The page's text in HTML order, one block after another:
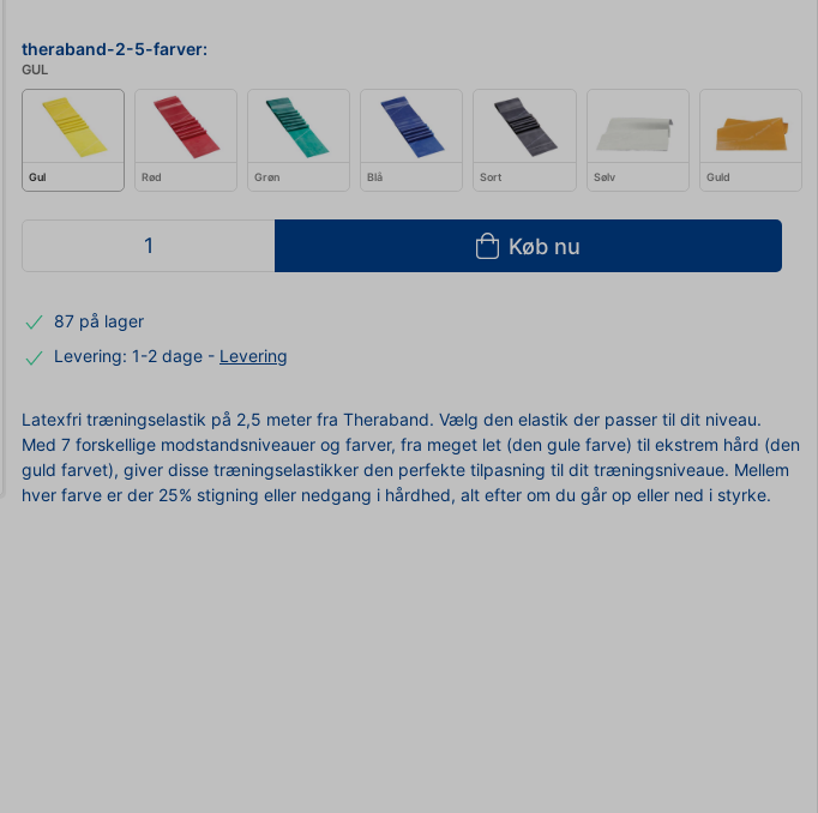
theraband-2-5-farver:
GUL
Gul Rød Grøn Blå Sort Sølv Guld
Køb nu
87 på lager
Levering: 1-2 dage - Levering
Latexfri træningselastik på 2,5 meter fra Theraband. Vælg den elastik der passer til dit niveau.
Med 7 forskellige modstandsniveauer og farver, fra meget let (den gule farve) til ekstrem hård (den
guld farvet), giver disse træningselastikker den perfekte tilpasning til dit træningsniveaue. Mellem
hver farve er der 25% stigning eller nedgang i hårdhed, alt efter om du går op eller ned i styrke.